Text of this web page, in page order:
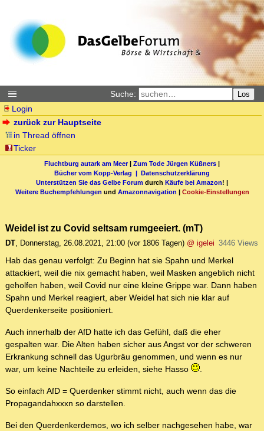
Suche: Los
Login
zurück zur Hauptseite
in Thread öffnen
Ticker
Fluchtburg autark am Meer| Zum Tode Jürgen Küßners |
Bücher vom Kopp-Verlag | Datenschutzerklärung
Unterstützen Sie das Gelbe Forum durch Käufe bei Amazon! |
Weitere Buchempfehlungen und Amazonnavigation | Cookie-Einstellungen
Weidel ist zu Covid seltsam rumgeeiert. (mT)
DT, Donnerstag, 26.08.2021, 21:00 (vor 1806 Tagen) @ igelei 3446 Views
Hab das genau verfolgt: Zu Beginn hat sie Spahn und Merkel
attackiert, weil die nix gemacht haben, weil Masken angeblich nicht
geholfen haben, weil Covid nur eine kleine Grippe war. Dann haben
Spahn und Merkel reagiert, aber Weidel hat sich nie klar auf
Querdenkerseite positioniert.
Auch innerhalb der AfD hatte ich das Gefühl, daß die eher
gespalten war. Die Alten haben sicher aus Angst vor der schweren
Erkrankung schnell das Ugurbräu genommen, und wenn es nur
war, um keine Nachteile zu erleiden, siehe Hasso
.
So einfach AfD = Querdenker stimmt nicht, auch wenn das die
Propagandahxxxn so darstellen.
Bei den Querdenkerdemos, wo ich selber nachgesehen habe, war